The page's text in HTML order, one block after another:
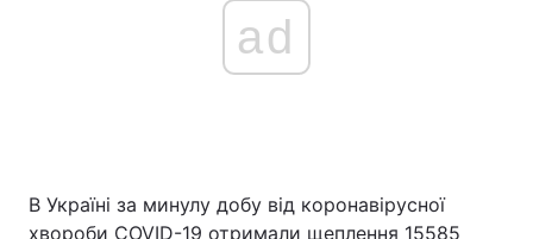
Головна Війна
ad
В Україні за минулу добу від коронавірусної
хвороби COVID-19 отримали щеплення 15585